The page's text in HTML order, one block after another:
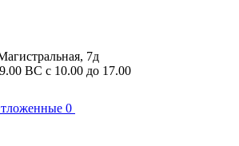
7д
ВС с 10.00 до 17.00
0